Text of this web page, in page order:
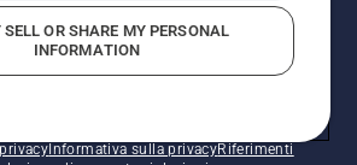
di I.V.A. vigente. FERCAD SpA
- 36077 Altavilla Vic. (VI) - Capitale
int. vers. P.I. e C.F. 01252490246 -
Informativa sulla privacyRiferimenti
SELL OR SHARE MY PERSONAL
INFORMATION